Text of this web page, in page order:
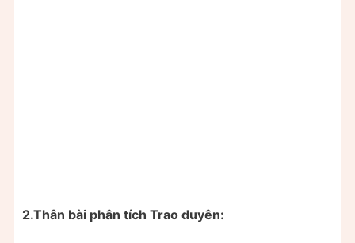
2.Thân bài phân tích Trao duyên: